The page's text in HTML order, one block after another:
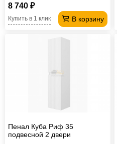
8 740 ₽
В корзину
Купить в 1 клик
Пенал Куба Риф 35
подвесной 2 двери